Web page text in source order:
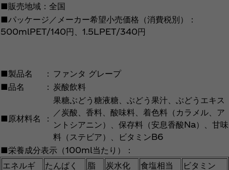
■販売地域：全国
■パッケージ／メーカー希望小売価格（消費税別）：
500mlPET/140円、1.5LPET/340円
■製品名 ： ファンタ グレープ
■品名
： 炭酸飲料
■原材料名 ：
果糖ぶどう糖液糖、ぶどう果汁、ぶどうエキス
／炭酸、香料、酸味料、着色料（カラメル、ア
ントシアニン）、保存料（安息香酸Na）、甘味
料（ステビア）、ビタミンB6
■栄養成分表示（100ml当たり）：
エネルギ
たんぱく
脂
炭水化
食塩相当
ビタミン